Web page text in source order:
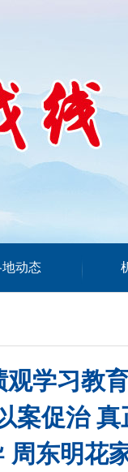
地动态
学习教
案促治
周东明花